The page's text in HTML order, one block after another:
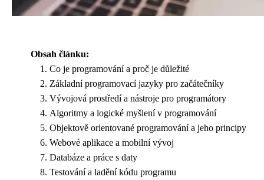
Obsah článku:
Co je programování a proč je důležité
Základní programovací jazyky pro začátečníky
Vývojová prostředí a nástroje pro programátory
Algoritmy a logické myšlení v programování
Objektově orientované programování a jeho principy
Webové aplikace a mobilní vývoj
Databáze a práce s daty
Testování a ladění kódu programu